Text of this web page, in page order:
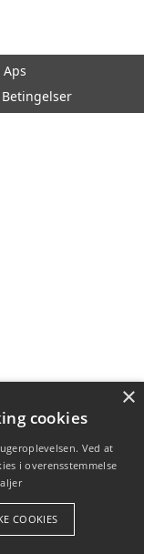
Betingelser
×
cookies
Ved at
i overensstemmelse
COOKIES